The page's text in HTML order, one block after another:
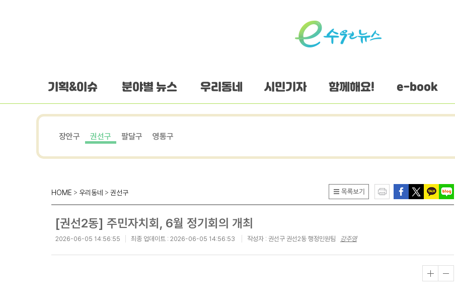
기획&이슈 분야별 뉴스 우리동네 시민기자 함께해요! e-book
장안구 권선구 팔달구 영통구
HOME > 우리동네 > 권선구
[권선2동] 주민자치회, 6월 정기회의 개최
2026-06-05 14:56:55 최종 업데이트 : 2026-06-05 14:56:53 작성자 : 권선구 권선2동 행정민원팀 강주영